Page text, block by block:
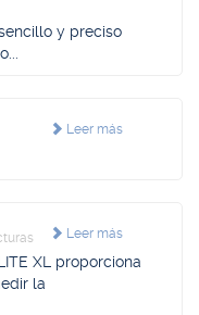
y preciso
Leer más
Leer más
XL proporciona
la